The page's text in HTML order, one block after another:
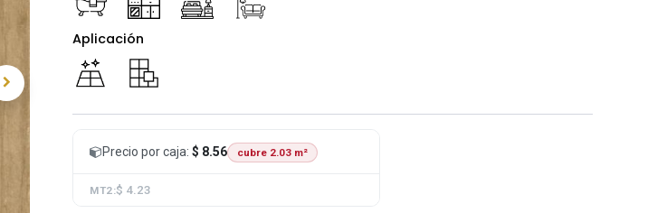
Aplicación
Precio por caja: $ 8.56 cubre 2.03 m²
MT2:$ 4.23